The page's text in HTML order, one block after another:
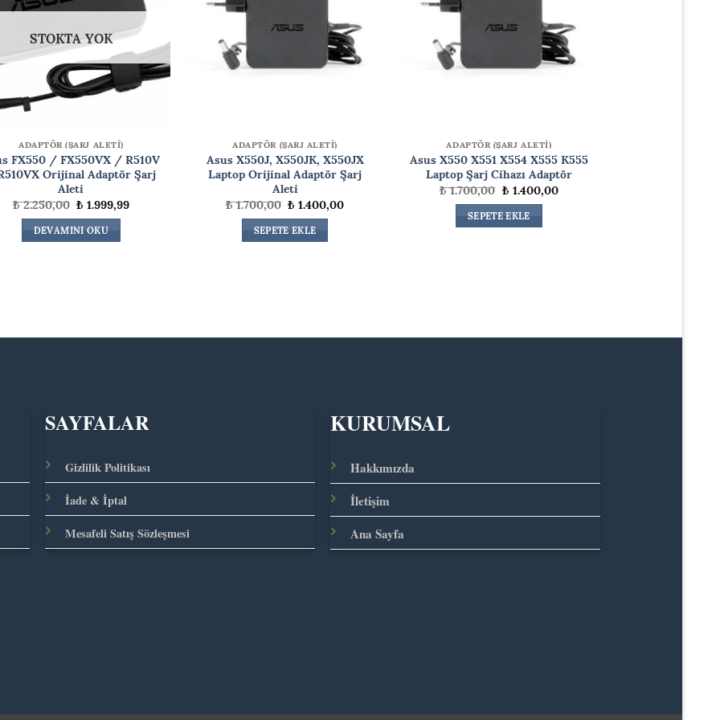
STOKTA YOK
ADAPTÖR (ŞARJ ALETİ)
FX550 / FX550VX / R510V
Orijinal Adaptör Şarj
Aleti
₺2.250,00Orijinal
fiyat:
₺ 2.250,00.
₺1.999,99Şuandaki
DEVAMINI OKU
ADAPTÖR (ŞARJ ALETİ)
Asus X550J, X550JK, X550JX
Laptop Orijinal Adaptör Şarj
Aleti
₺1.700,00Orijinal
fiyat:
₺ 1.700,00.
₺1.400,00Şuandaki
SEPETE EKLE
ADAPTÖR (ŞARJ ALETİ)
Asus X550 X551 X554 X555 K555
Laptop Şarj Cihazı Adaptör
₺1.700,00Orijinal
fiyat:
₺ 1.700,00.
₺1.400,00Şu
andaki
SEPETE EKLE
SAYFALAR
Gizlilik Politikası
İade & İptal
Mesafeli Satış Sözleşmesi
KURUMSAL
Hakkımızda
İletişim
Ana Sayfa